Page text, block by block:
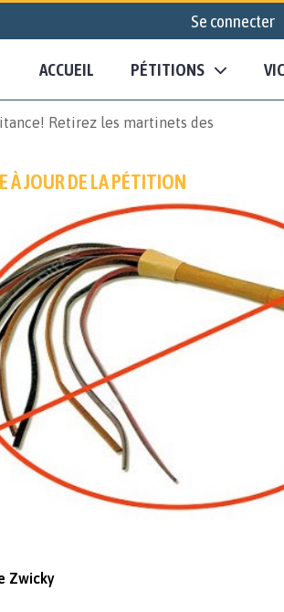
Se connecter
ACCUEIL PÉTITIONS
Retirez les martinets des
À JOUR DE LA PÉTITION
Zwicky